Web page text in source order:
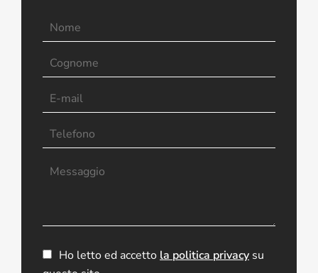
Ho letto ed accetto la politica privacy su